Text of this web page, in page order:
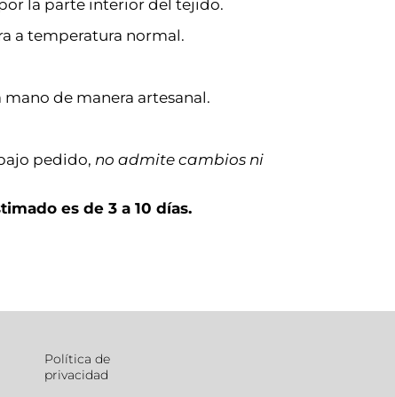
por la parte interior del tejido.
a temperatura normal.
de manera artesanal.
pedido, no admite cambios ni
es de 3 a 10 días.
Política de
privacidad